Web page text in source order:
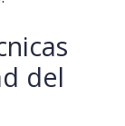
del